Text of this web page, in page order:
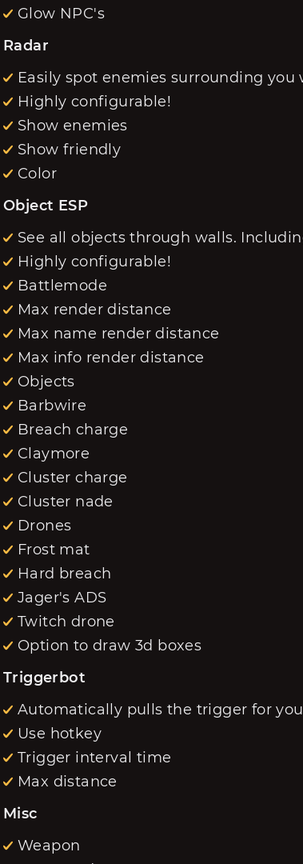
Glow NPC's
Radar
Easily spot enemies surrounding you
Highly configurable!
Show enemies
Show friendly
Color
Object ESP
See all objects through walls.
Highly configurable!
Battlemode
Max render distance
Max name render distance
Max info render distance
Objects
Barbwire
Breach charge
Claymore
Cluster charge
Cluster nade
Drones
Frost mat
Hard breach
Jager's ADS
Twitch drone
Option to draw 3d boxes
Triggerbot
Automatically pulls the trigger for
Use hotkey
Trigger interval time
Max distance
Misc
Weapon